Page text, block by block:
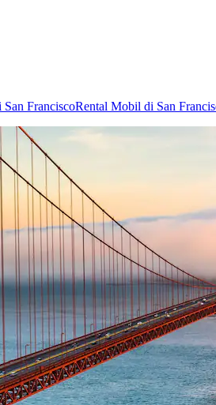
FranciscoRental Mobil di San